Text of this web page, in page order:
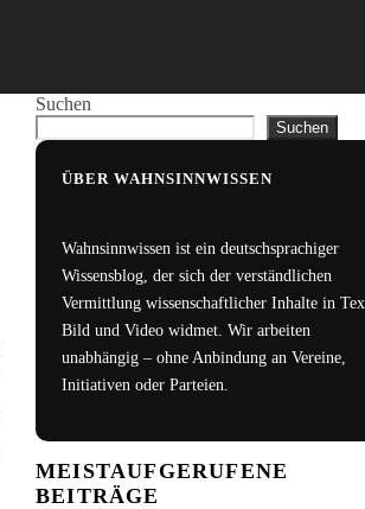
Suchen
Suchen
ÜBER WAHNSINNWISSEN
Wahnsinnwissen ist ein deutschsprachiger
Wissensblog, der sich der verständlichen
Vermittlung wissenschaftlicher Inhalte in
Bild und Video widmet. Wir arbeiten
unabhängig – ohne Anbindung an Vereine,
Initiativen oder Parteien.
MEISTAUFGERUFENE
BEITRÄGE